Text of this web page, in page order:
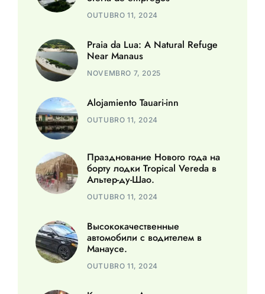
OUTUBRO 11, 2024
Praia da Lua: A Natural Refuge
Near Manaus
NOVEMBRO 7, 2025
Alojamiento Tauari-inn
OUTUBRO 11, 2024
Празднование Нового года на
борту лодки Tropical Vereda в
Альтер-ду-Шао.
OUTUBRO 11, 2024
Высококачественные
автомобили с водителем в
Манаусе.
OUTUBRO 11, 2024